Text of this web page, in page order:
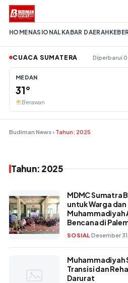
Lompat ke konten
HOMENASIONAL KABAR DAERAH
CUACA SUMATERA Diperbarui
MEDAN
31°
Berawan
Budiman News › Tahun: 2025
Tahun: 2025
MDMC Sumatra
untuk Warga
Muhammadiyah
Bencana di
SOSIAL Desember
Muhammadiyah
Transisi dan
Darurat